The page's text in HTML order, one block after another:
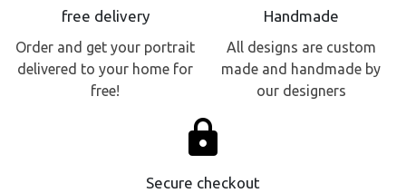
free delivery
Order and get your portrait
delivered to your home for
free!
Handmade
All designs are custom
made and handmade by
our designers
lock
Secure checkout